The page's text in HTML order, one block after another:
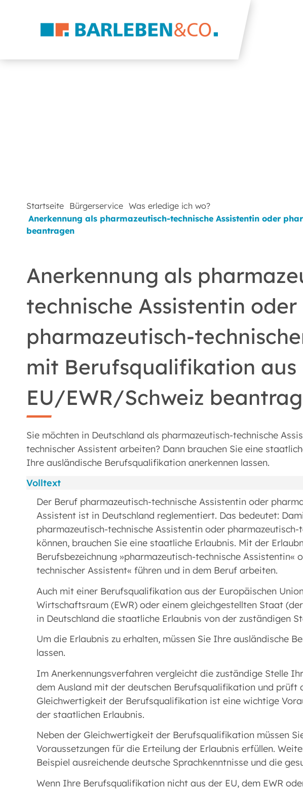
Startseite Bürgerservice Was erledige ich wo?
Anerkennung als pharmazeutisch-technische Assistentin oder
beantragen
Anerkennung als
technische Assistentin oder
pharmazeutisch-
mit Berufsqualifikation aus
EU/EWR/Schweiz
Sie möchten in Deutschland als pharmazeutisch-technische
technischer Assistent arbeiten? Dann brauchen Sie eine
Ihre ausländische Berufsqualifikation anerkennen lassen.
Volltext
Der Beruf pharmazeutisch-technische Assistentin oder
Assistent ist in Deutschland reglementiert. Das bedeutet:
pharmazeutisch-technische Assistentin oder
können, brauchen Sie eine staatliche Erlaubnis. Mit der
Berufsbezeichnung »pharmazeutisch-technische Assistentin«
technischer Assistent« führen und in dem Beruf arbeiten.
Auch mit einer Berufsqualifikation aus der Europäischen
Wirtschaftsraum (EWR) oder einem gleichgestellten Staat
in Deutschland die staatliche Erlaubnis von der zuständigen
Um die Erlaubnis zu erhalten, müssen Sie Ihre ausländische
lassen.
Im Anerkennungsverfahren vergleicht die zuständige Stelle
dem Ausland mit der deutschen Berufsqualifikation und prüft
Gleichwertigkeit der Berufsqualifikation ist eine wichtige
der staatlichen Erlaubnis.
Neben der Gleichwertigkeit der Berufsqualifikation müssen
Voraussetzungen für die Erteilung der Erlaubnis erfüllen.
Beispiel ausreichende deutsche Sprachkenntnisse und die
Wenn Ihre Berufsqualifikation nicht aus der EU, dem EWR